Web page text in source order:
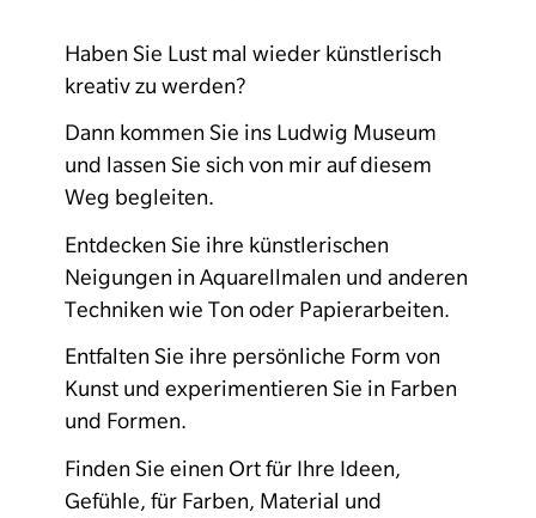
Haben Sie Lust mal wieder künstlerisch
kreativ zu werden?
Dann kommen Sie ins Ludwig Museum
und lassen Sie sich von mir auf diesem
Weg begleiten.
Entdecken Sie ihre künstlerischen
Neigungen in Aquarellmalen und anderen
Techniken wie Ton oder Papierarbeiten.
Entfalten Sie ihre persönliche Form von
Kunst und experimentieren Sie in Farben
und Formen.
Finden Sie einen Ort für Ihre Ideen,
Gefühle, für Farben, Material und